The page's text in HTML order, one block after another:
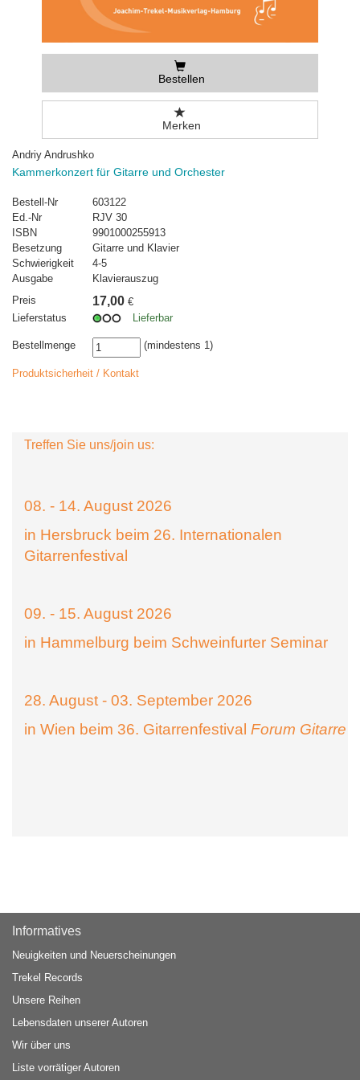
Bestellen
Merken
Andriy Andrushko
Kammerkonzert für Gitarre und Orchester
Bestell-Nr
603122
Ed.-Nr
RJV 30
ISBN
9901000255913
Besetzung
Gitarre und Klavier
Schwierigkeit
4-5
Ausgabe
Klavierauszug
Preis
17,00 €
Lieferstatus
Lieferbar
Bestellmenge (mindestens 1)
Produktsicherheit / Kontakt
Treffen Sie uns/join us:
08. - 14. August 2026
in Hersbruck beim 26. Internationalen
Gitarrenfestival
09. - 15. August 2026
in Hammelburg beim Schweinfurter Seminar
28. August - 03. September 2026
in Wien beim 36. Gitarrenfestival Forum Gitarre
Informatives
Neuigkeiten und Neuerscheinungen
Trekel Records
Unsere Reihen
Lebensdaten unserer Autoren
Wir über uns
Liste vorrätiger Autoren